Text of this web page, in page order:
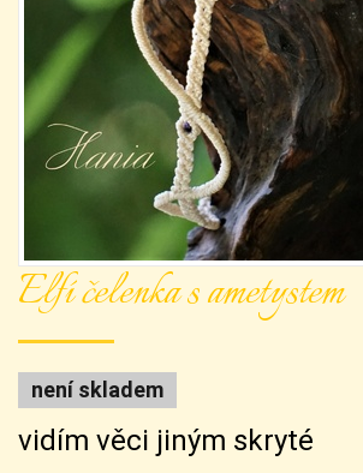
Elfí čelenka s ametystem
není skladem
vidím věci jiným skryté